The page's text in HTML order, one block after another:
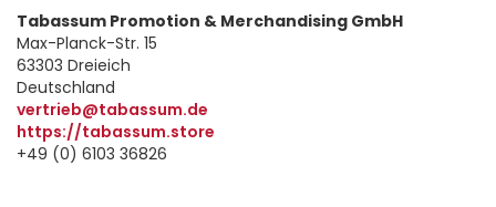
Tabassum Promotion & Merchandising GmbH
Max-Planck-Str. 15
63303 Dreieich
Deutschland
vertrieb@tabassum.de
https://tabassum.store
+49 (0) 6103 36826